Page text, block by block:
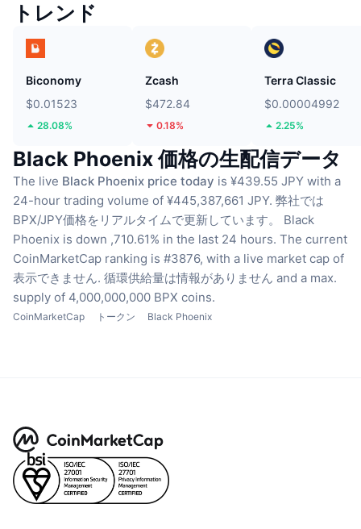
トレンド
Biconomy
$0.01523
28.08%
Zcash
$472.84
0.18%
Terra Classic
$0.00004992
2.25%
Black Phoenix 価格の生配信データ
The live Black Phoenix price today is ¥439.55 JPY with a
24-hour trading volume of ¥445,387,661 JPY. 弊社では
BPX/JPY価格をリアルタイムで更新しています。
Black
Phoenix is down ,710.61% in the last 24 hours. The current
CoinMarketCap ranking is #3876, with a live market cap of
表示できません. 循環供給量は情報がありません and a max.
supply of 4,000,000,000 BPX coins.
CoinMarketCap トークン Black Phoenix